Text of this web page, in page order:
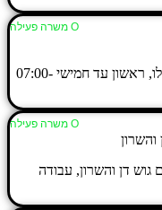
Ο משרה פעילה
עבודה פיזית בסידור והכנת מחסן אופנה בבילו, ראשון עד חמישי 07:00-
Ο משרה פעילה
גוש דן והשרון, עבודה